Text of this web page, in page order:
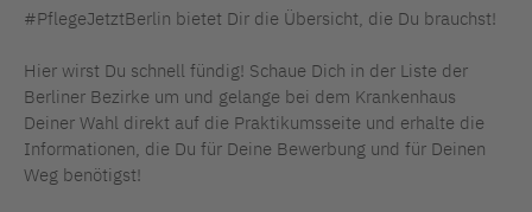
#PflegeJetztBerlin bietet Dir die Übersicht, die Du brauchst!
Hier wirst Du schnell fündig! Schaue Dich in der Liste der
Berliner Bezirke um und gelange bei dem Krankenhaus
Deiner Wahl direkt auf die Praktikumsseite und erhalte die
Informationen, die Du für Deine Bewerbung und für Deinen
Weg benötigst!